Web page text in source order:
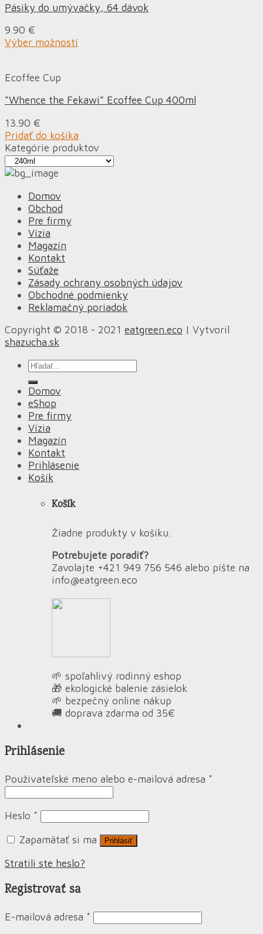
Pásiky do umývačky, 64 dávok
9.90 €
Výber možností
Ecoffee Cup
“Whence the Fekawi” Ecoffee Cup 400ml
13.90 €
Pridať do košíka
Kategórie produktov
Domov
Obchod
Pre firmy
Vízia
Magazín
Kontakt
Súťaže
Zásady ochrany osobných údajov
Obchodné podmienky
Reklamačný poriadok
Copyright © 2018 - 2021 eatgreen.eco | Vytvoril
shazucha.sk
Hľadať:
Domov
eShop
Pre firmy
Vízia
Magazín
Kontakt
Prihlásenie
Košík
Košík
Žiadne produkty v košíku.
Potrebujete poradiť?
Zavolajte +421 949 756 546 alebo píšte na
info@eatgreen.eco
🌱 spoľahlivý rodinný eshop
🎁 ekologické balenie zásielok
🌱 bezpečný online nákup
🚚 doprava zdarma od 35€
Prihlásenie
Používateľské meno alebo e-mailová adresa *
Heslo *
Zapamätať si ma
Prihlásiť
Stratili ste heslo?
Registrovať sa
E-mailová adresa *